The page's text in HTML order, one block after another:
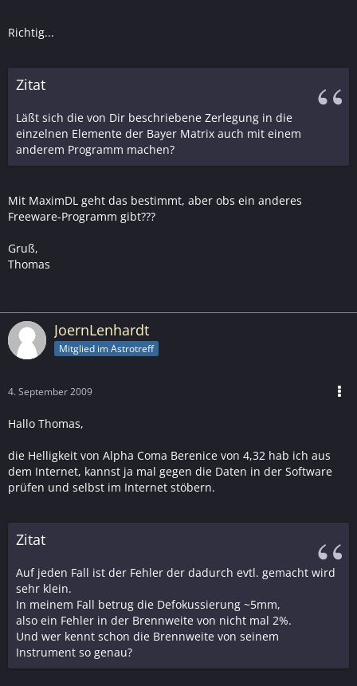
Richtig...
Zitat
Läßt sich die von Dir beschriebene Zerlegung in die
einzelnen Elemente der Bayer Matrix auch mit einem
anderem Programm machen?
Mit MaximDL geht das bestimmt, aber obs ein anderes
Freeware-Programm gibt???
Gruß,
Thomas
JoernLenhardt
Mitglied im Astrotreff
4. September 2009
Hallo Thomas,
die Helligkeit von Alpha Coma Berenice von 4,32 hab ich aus
dem Internet, kannst ja mal gegen die Daten in der Software
prüfen und selbst im Internet stöbern.
Zitat
Auf jeden Fall ist der Fehler der dadurch evtl. gemacht wird
sehr klein.
In meinem Fall betrug die Defokussierung ~5mm,
also ein Fehler in der Brennweite von nicht mal 2%.
Und wer kennt schon die Brennweite von seinem
Instrument so genau?